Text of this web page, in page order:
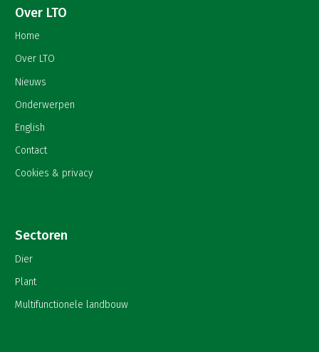
Over LTO
Home
Over LTO
Nieuws
Onderwerpen
English
Contact
Cookies & privacy
Sectoren
Dier
Plant
Multifunctionele landbouw